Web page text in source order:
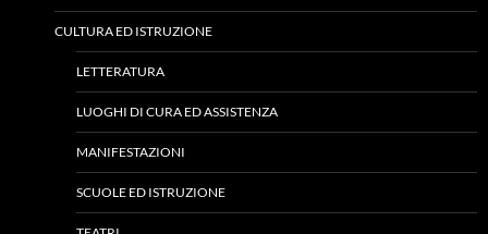
CULTURA ED ISTRUZIONE
LETTERATURA
LUOGHI DI CURA ED ASSISTENZA
MANIFESTAZIONI
SCUOLE ED ISTRUZIONE